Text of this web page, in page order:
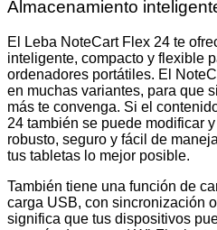
Almacenamiento
El Leba NoteCart Flex 24 te
inteligente, compacto y flexible
ordenadores portátiles. El
en muchas variantes, para que
más te convenga. Si el
24 también se puede modificar
robusto, seguro y fácil de
tus tabletas lo mejor posible.
También tiene una función de
carga USB, con sincronización
significa que tus dispositivos